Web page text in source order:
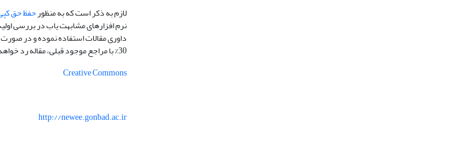
لازم به ذکر است که به منظورحفظ حق
نرم افزارهای مشابهت یاب در بررسی
داوری مقالات استفاده نموده و در
30% با مراجع موجود قبلی، مقاله رد خواهد شد.
Creative Commons
http://newee.gonbad.ac.ir